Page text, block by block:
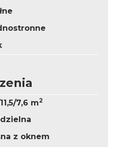
7,6 m2
z oknem